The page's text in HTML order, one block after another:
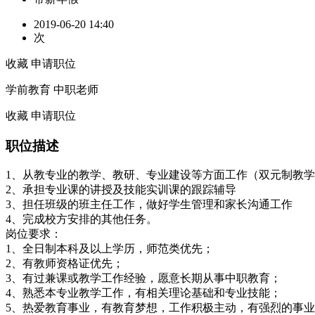
2019-06-20 14:40
次
收藏 申请职位
学前教育 中职老师
收藏 申请职位
职位描述
1、从教专业的教学、教研、专业建设等方面工作（双元制教学
2、承担专业课的讲授及技能实训课的跟踪辅导
3、担任班级的班主任工作，做好学生管理和家长沟通工作
4、完成校方安排的其他任务。
岗位要求：
1、全日制本科及以上学历，师范类优先；
2、有教师资格证优先；
3、有过兼课或教学工作经验，愿意长期从事中职教育；
4、熟悉本专业教学工作，有相关理论基础和专业技能；
5、热爱教育事业，有教育梦想，工作积极主动，有强烈的事业